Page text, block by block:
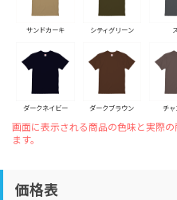
サンドカーキ シティグリーン
ダークネイビー ダークブラウン チャ
画面に表示される商品の色味と実際
ます。
価格表